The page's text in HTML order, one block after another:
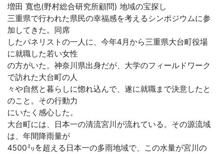
増田 寬也(野村総合研究所顧問) 地域の宝探し
三重県で行われた県民の幸福感を考えるシンポジウムに参
加してきた。同席
したパネリストの一人に、今年4月から三重県大台町役場
に就職した若い女性
の方がいた。神奈川県出身だが、大学のフィールドワーク
で訪れた大台町の人
々や自然と暮らしに惚れ込んで、遂に就職まで決意したと
のこと。その行動力
にいたく感心した。
大台町には、日本一の清流宮川が流れている。その源流域
は、年間降雨量が
4500㍉を超える日本一の多雨地域で、この水量が宮川の